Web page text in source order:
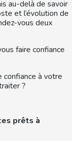
au-delà de savoir
et l’évolution de
vous deux
faire confiance
à votre
?
prêts à